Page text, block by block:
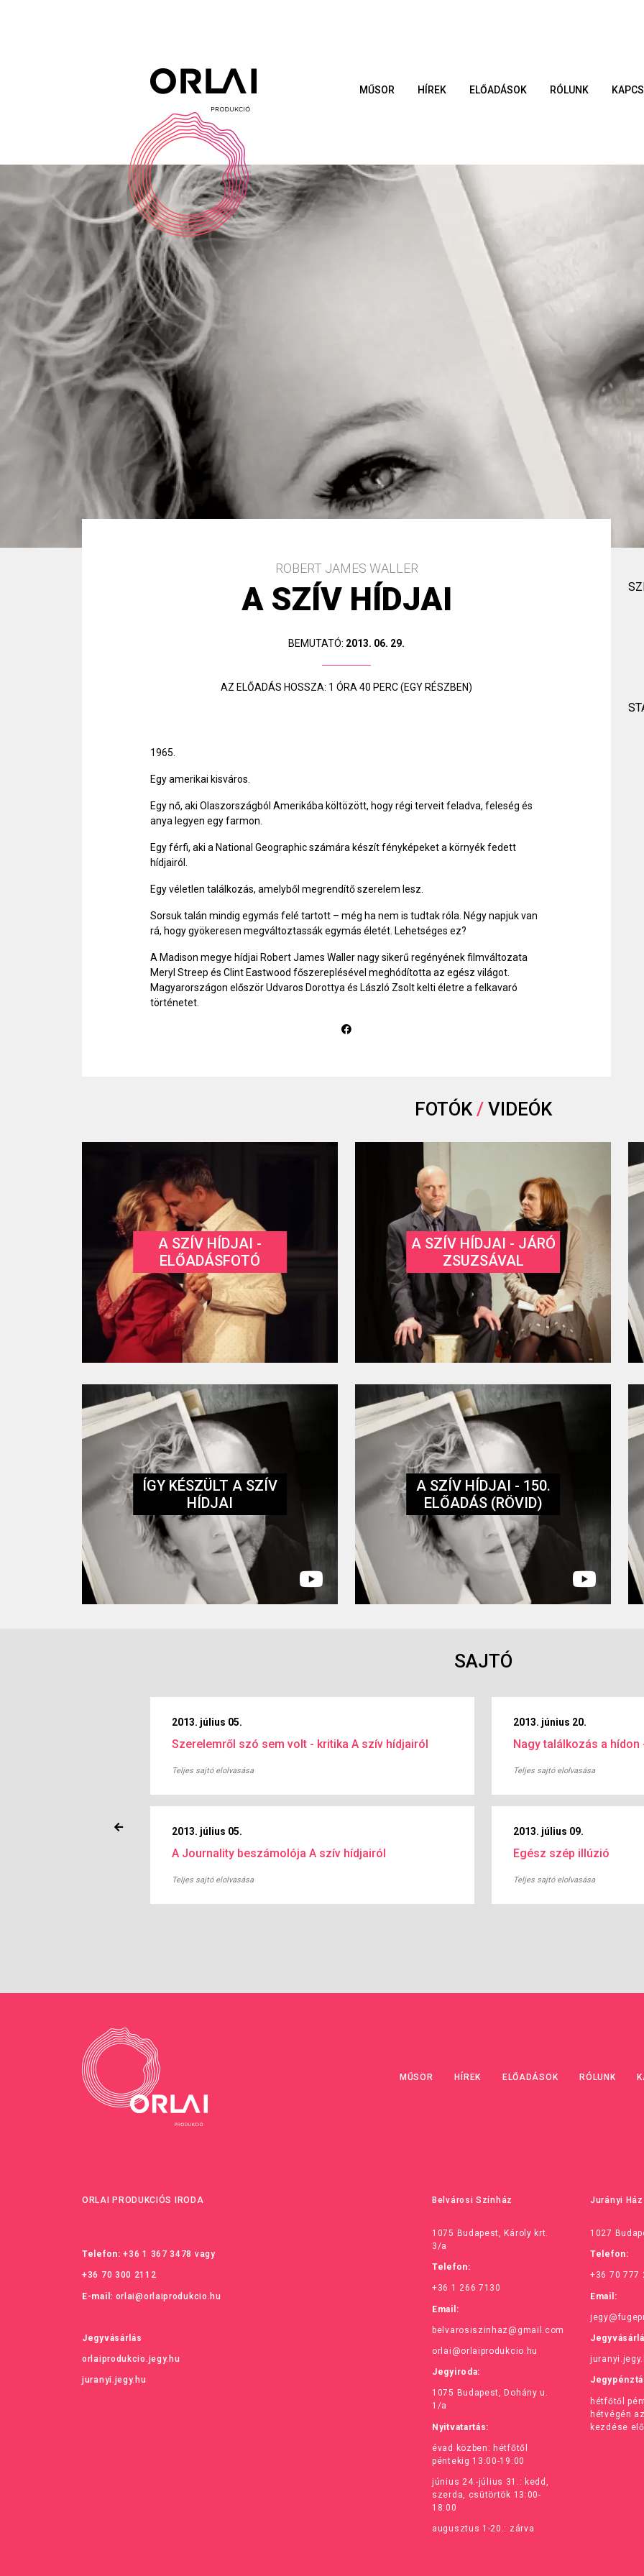
MŰSOR HÍREK ELŐADÁSOK RÓLUNK
ROBERT JAMES WALLER
A SZÍV HÍDJAI
BEMUTATÓ: 2013. 06. 29.
AZ ELŐADÁS HOSSZA: 1 ÓRA 40 PERC (EGY RÉSZBEN)
1965.
Egy amerikai kisváros.
Egy nő, aki Olaszországból Amerikába költözött, hogy régi terveit feladva, feleség és
anya legyen egy farmon.
Egy férfi, aki a National Geographic számára készít fényképeket a környék fedett
hídjairól.
Egy véletlen találkozás, amelyből megrendítő szerelem lesz.
Sorsuk talán mindig egymás felé tartott – még ha nem is tudtak róla. Négy napjuk van
rá, hogy gyökeresen megváltoztassák egymás életét. Lehetséges ez?
A Madison megye hídjai Robert James Waller nagy sikerű regényének filmváltozata
Meryl Streep és Clint Eastwood főszereplésével meghódította az egész világot.
Magyarországon először Udvaros Dorottya és László Zsolt kelti életre a felkavaró
történetet.
FOTÓK/VIDEÓK
A SZÍV HÍDJAI -
ELŐADÁSFOTÓ
A SZÍV HÍDJAI - JÁRÓ
ZSUZSÁVAL
ÍGY KÉSZÜLT A SZÍV
HÍDJAI
A SZÍV HÍDJAI - 150.
ELŐADÁS (RÖVID)
SAJTÓ
2013. július 05.
Szerelemről szó sem volt - kritika A szív hídjairól
Teljes sajtó elolvasása
2013. június 20.
Nagy találkozás a hídon
Teljes sajtó elolvasása
2013. július 05.
A Journality beszámolója A szív hídjairól
Teljes sajtó elolvasása
2013. július 09.
Egész szép illúzió
Teljes sajtó elolvasása
MŰSOR HÍREK ELŐADÁSOK RÓLUNK
ORLAI PRODUKCIÓS IRODA
Telefon: +36 1 367 3478 vagy
+36 70 300 2112
E-mail: orlai@orlaiprodukcio.hu
Jegyvásárlás
orlaiprodukcio.jegy.hu
juranyi.jegy.hu
Belvárosi Színház
1075 Budapest, Károly krt.
3/a
Telefon:
+36 1 266 7130
Email:
belvarosiszinhaz@gmail.com
orlai@orlaiprodukcio.hu
Jegyiroda:
1075 Budapest, Dohány u.
1/a
Nyitvatartás:
évad közben: hétfőtől
péntekig 13:00-19:00
június 24.-július 31.: kedd,
szerda, csütörtök 13:00-
18:00
augusztus 1-20.: zárva
Jurányi Ház
1027
Telefon:
+36 70 777
Email:
hétfőtől
hétvégén
kezdése